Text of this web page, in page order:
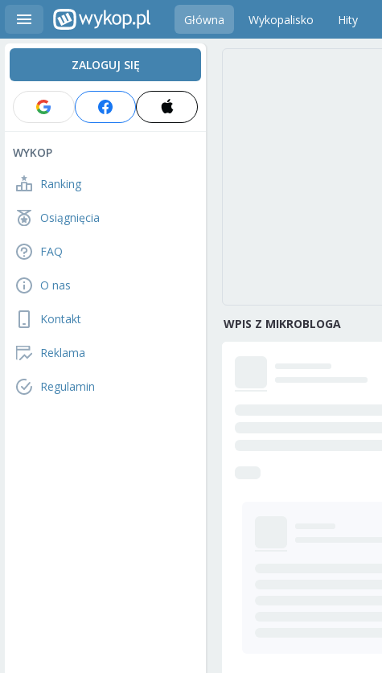
Główna Wykopalisko Hity
ZALOGUJ SIĘ
WYKOP
Ranking
Osiągnięcia
FAQ
O nas
Kontakt
Reklama
Regulamin
WPIS Z MIKROBLOGA